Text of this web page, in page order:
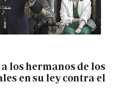
los hermanos de los
en su ley contra el